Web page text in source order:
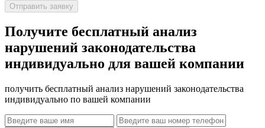
Отправить заявку
Получите бесплатный анализ
нарушений законодательства
индивидуально для вашей компании
получить бесплатный анализ нарушений законодательства
индивидуально по вашей компании